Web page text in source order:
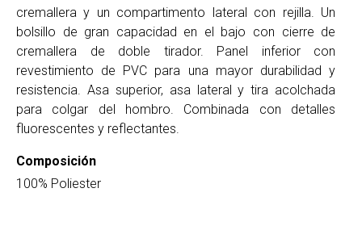
cremallera y un compartimento lateral con rejilla. Un
bolsillo de gran capacidad en el bajo con cierre de
cremallera de doble tirador. Panel inferior con
revestimiento de PVC para una mayor durabilidad y
resistencia. Asa superior, asa lateral y tira acolchada
para colgar del hombro. Combinada con detalles
fluorescentes y reflectantes.
Composición
100% Poliester